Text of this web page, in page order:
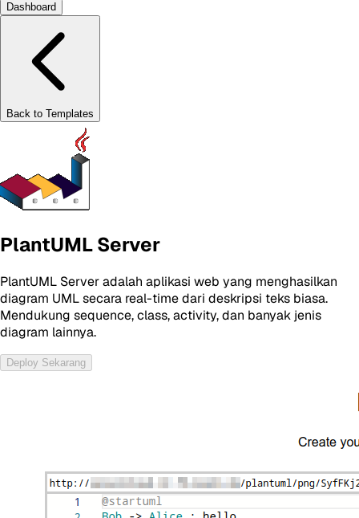
Dashboard
Back to Templates
PlantUML Server
PlantUML Server adalah aplikasi web yang menghasilkan
diagram UML secara real-time dari deskripsi teks biasa.
Mendukung sequence, class, activity, dan banyak jenis
diagram lainnya.
Deploy Sekarang